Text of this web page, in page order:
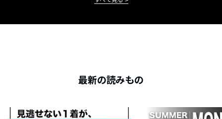
最新の読みもの